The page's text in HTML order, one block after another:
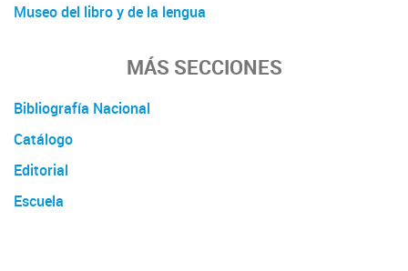
Museo del libro y de la lengua
MÁS SECCIONES
Bibliografía Nacional
Catálogo
Editorial
Escuela